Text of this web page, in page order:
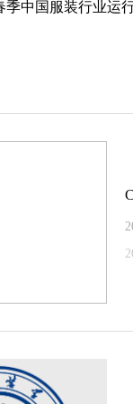
季中国服装行业运